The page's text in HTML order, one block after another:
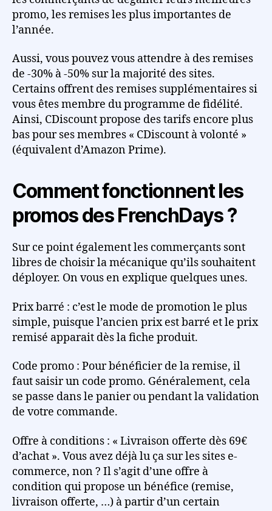
promo, les remises les plus importantes de
l’année.
Aussi, vous pouvez vous attendre à des remises
de -30% à -50% sur la majorité des sites.
Certains offrent des remises supplémentaires si
vous êtes membre du programme de fidélité.
Ainsi, CDiscount propose des tarifs encore plus
bas pour ses membres « CDiscount à volonté »
(équivalent d’Amazon Prime).
Comment fonctionnent les
promos des FrenchDays ?
Sur ce point également les commerçants sont
libres de choisir la mécanique qu’ils souhaitent
déployer. On vous en explique quelques unes.
Prix barré : c’est le mode de promotion le plus
simple, puisque l’ancien prix est barré et le prix
remisé apparait dès la fiche produit.
Code promo : Pour bénéficier de la remise, il
faut saisir un code promo. Généralement, cela
se passe dans le panier ou pendant la validation
de votre commande.
Offre à conditions : « Livraison offerte dès 69€
d’achat ». Vous avez déjà lu ça sur les sites e-
commerce, non ? Il s’agit d’une offre à
condition qui propose un bénéfice (remise,
livraison offerte, …) à partir d’un certain